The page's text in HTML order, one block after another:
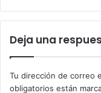
Deja una
Tu dirección de correo
obligatorios están